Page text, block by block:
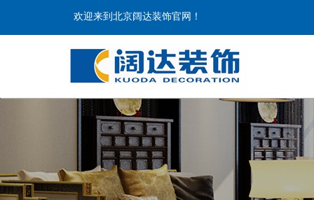
欢迎来到北京阔达装饰官网！